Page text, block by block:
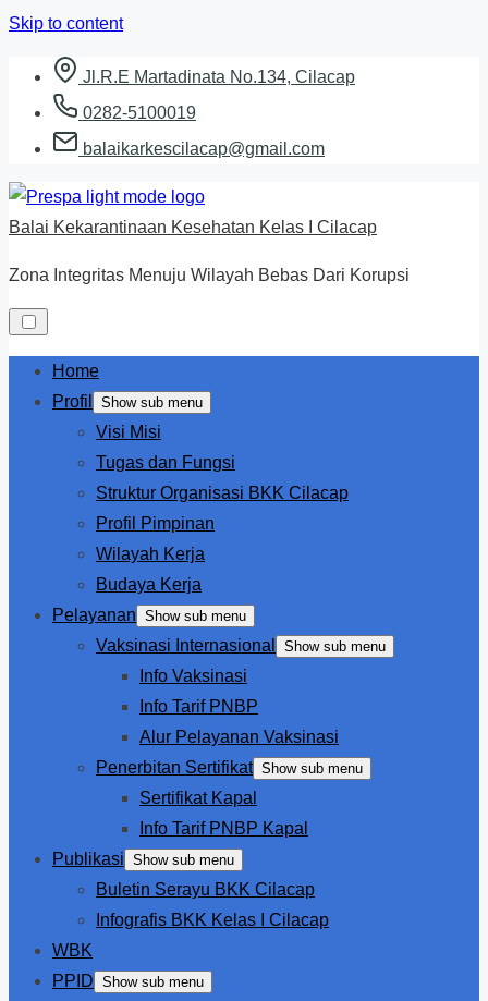
Skip to content
Jl.R.E Martadinata No.134, Cilacap
0282-5100019
balaikarkescilacap@gmail.com
Balai Kekarantinaan Kesehatan Kelas I Cilacap
Zona Integritas Menuju Wilayah Bebas Dari Korupsi
Home
Profil
Show sub menu
Visi Misi
Tugas dan Fungsi
Struktur Organisasi BKK Cilacap
Profil Pimpinan
Wilayah Kerja
Budaya Kerja
Pelayanan Show sub menu
Vaksinasi Internasional Show sub menu
Info Vaksinasi
Info Tarif PNBP
Alur Pelayanan Vaksinasi
Penerbitan Sertifikat Show sub menu
Sertifikat Kapal
Info Tarif PNBP Kapal
Publikasi Show sub menu
Buletin Serayu BKK Cilacap
Infografis BKK Kelas I Cilacap
WBK
PPID Show sub menu